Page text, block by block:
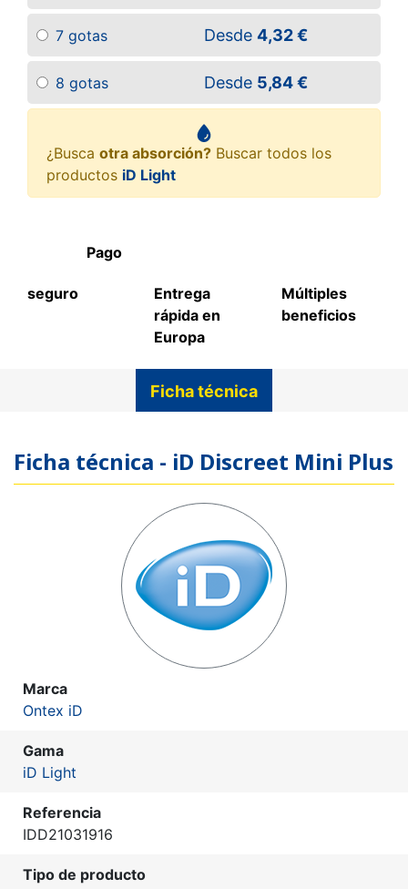
7 gotas Desde 4,32 €
8 gotas Desde 5,84 €
¿Busca otra absorción? Buscar todos los
productos iD Light
Pago
seguro
Entrega
rápida en
Europa
Múltiples
beneficios
Ficha técnica
Ficha técnica - iD Discreet Mini Plus
Marca
Ontex iD
Gama
iD Light
Referencia
IDD21031916
Tipo de producto